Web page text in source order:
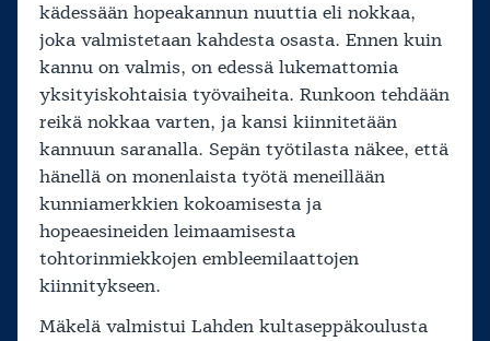
kädessään hopeakannun nuuttia eli nokkaa,
joka valmistetaan kahdesta osasta. Ennen kuin
kannu on valmis, on edessä lukemattomia
yksityiskohtaisia työvaiheita. Runkoon tehdään
reikä nokkaa varten, ja kansi kiinnitetään
kannuun saranalla. Sepän työtilasta näkee, että
hänellä on monenlaista työtä meneillään
kunniamerkkien kokoamisesta ja
hopeaesineiden leimaamisesta
tohtorinmiekkojen embleemilaattojen
kiinnitykseen.
Mäkelä valmistui Lahden kultaseppäkoulusta